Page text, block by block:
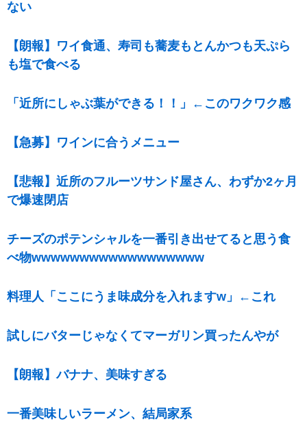
ない
【朗報】ワイ食通、寿司も蕎麦もとんかつも天ぷら
も塩で食べる
「近所にしゃぶ葉ができる！！」←このワクワク感
【急募】ワインに合うメニュー
【悲報】近所のフルーツサンド屋さん、わずか2ヶ月
で爆速閉店
チーズのポテンシャルを一番引き出せてると思う食
べ物wwwwwwwwwwwwwwwwww
料理人「ここにうま味成分を入れますw」←これ
試しにバターじゃなくてマーガリン買ったんやが
【朗報】バナナ、美味すぎる
一番美味しいラーメン、結局家系